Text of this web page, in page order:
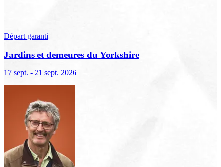
Départ garanti
Jardins et demeures du Yorkshire
17 sept. - 21 sept. 2026